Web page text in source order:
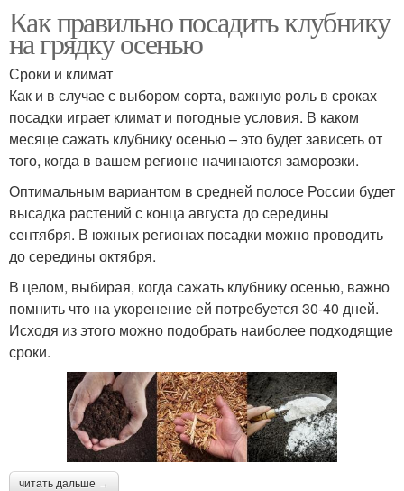
Как правильно посадить клубнику
на грядку осенью
Сроки и климат
Как и в случае с выбором сорта, важную роль в сроках
посадки играет климат и погодные условия. В каком
месяце сажать клубнику осенью – это будет зависеть от
того, когда в вашем регионе начинаются заморозки.
Оптимальным вариантом в средней полосе России будет
высадка растений с конца августа до середины
сентября. В южных регионах посадки можно проводить
до середины октября.
В целом, выбирая, когда сажать клубнику осенью, важно
помнить что на укоренение ей потребуется 30-40 дней.
Исходя из этого можно подобрать наиболее подходящие
сроки.
читать дальше →